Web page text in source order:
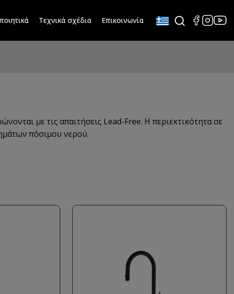
Τεχνικά σχέδια Επικοινωνία
με τις απαιτήσεις Lead-Free. Η περιεκτικότητα σε
πόσιμου νερού.